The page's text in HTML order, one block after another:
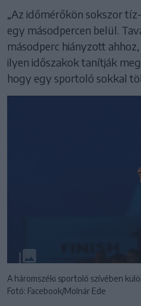
„Az időmérőkön sokszor
egy másodpercen belül.
másodperc hiányzott
ilyen időszakok tanítják
hogy egy sportoló sokkal
A háromszéki sportoló szívében
Fotó: Facebook/Molnár Ede